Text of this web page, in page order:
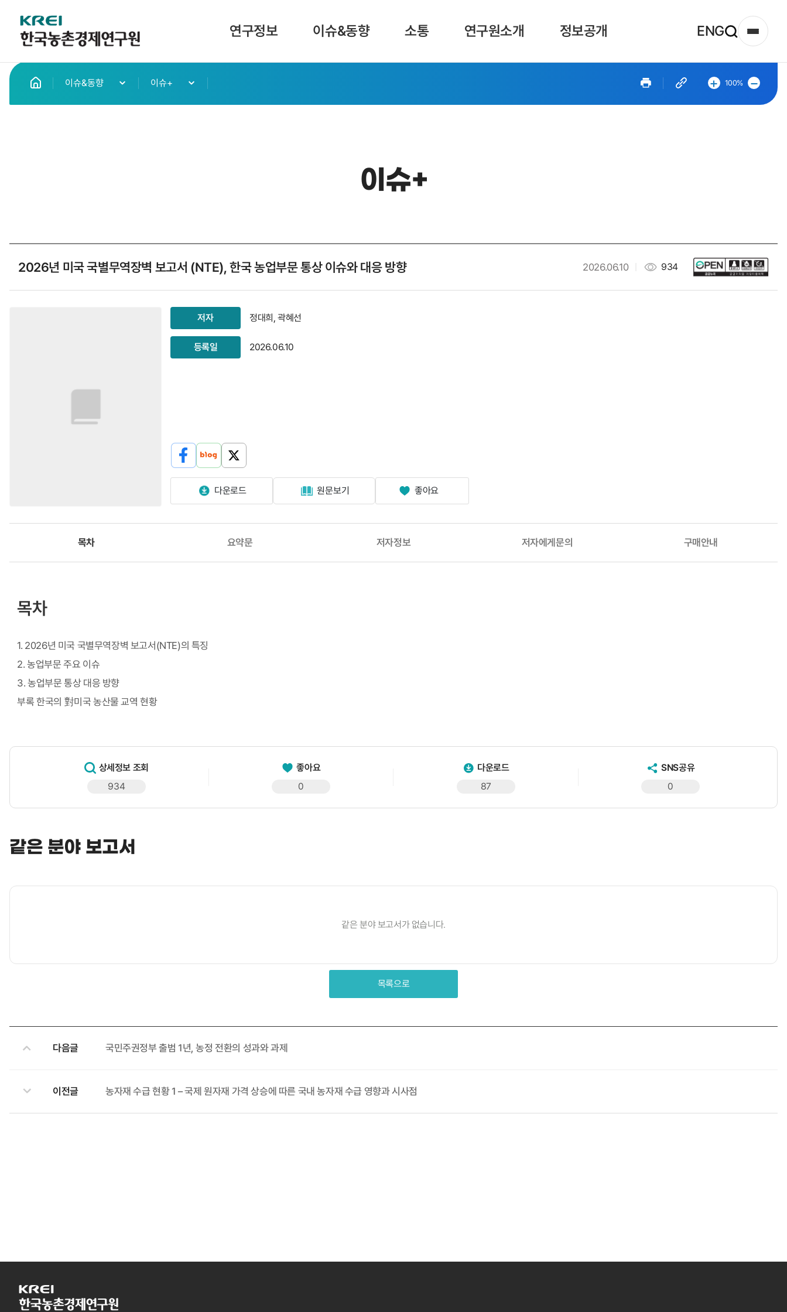
한
국
농
촌
원
로
연구정보 이슈&동향 소통 연구원소개 정보공개 ENG
사
이
트
맵
으
이슈&동향 이슈+
페
지
100%
페
지
이슈+
2026년 미국 국별무역장벽 보고서 (NTE), 한국 농업부문 통상 이슈와 대응 방향 2026.06.10 934
저자 정대희, 곽혜선
등록일 2026.06.10
다운로드 원문보기 좋아요
목차 요약문 저자정보 저자에게문의 구매안내
목차
1. 2026년 미국 국별무역장벽 보고서(NTE)의 특징
2. 농업부문 주요 이슈
3. 농업부문 통상 대응 방향
부록 한국의 對미국 농산물 교역 현황
상세정보 조회
934
좋아요
0
다운로드
87
SNS공유
0
같은 분야 보고서
같은 분야 보고서가 없습니다.
목록으로
다음글 국민주권정부 출범 1년, 농정 전환의 성과와 과제
이전글 농자재 수급 현황 1 – 국제 원자재 가격 상승에 따른 국내 농자재 수급 영향과 시사점
한
국